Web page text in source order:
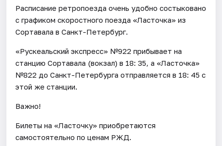
Расписание ретропоезда очень удобно состыковано
с графиком скоростного поезда «Ласточка» из
Сортавала в Санкт-Петербург.
«Рускеальский экспресс» №922 прибывает на
станцию Сортавала (вокзал) в 18: 35, а «Ласточка»
№822 до Санкт-Петербурга отправляется в 18: 45 с
этой же станции.
Важно!
Билеты на «Ласточку» приобретаются
самостоятельно по ценам РЖД.